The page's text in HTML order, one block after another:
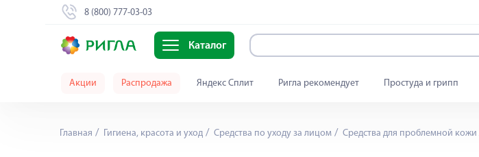
8 (800) 777-03-03
Каталог
Акции Распродажа Яндекс Сплит Ригла рекомендует Простуда и грипп
Главная Гигиена, красота и уход Средства по уходу за лицом Средства для проблемной кожи